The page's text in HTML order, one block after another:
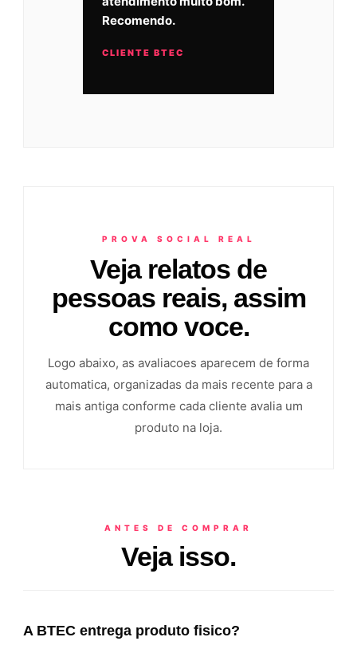
Recomendo.
CLIENTE BTEC
PROVA SOCIAL REAL
Veja relatos de
pessoas reais, assim
como voce.
Logo abaixo, as avaliacoes aparecem de forma
automatica, organizadas da mais recente para a
mais antiga conforme cada cliente avalia um
produto na loja.
ANTES DE COMPRAR
Veja isso.
A BTEC entrega produto fisico?